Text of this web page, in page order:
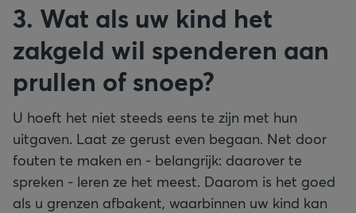
3. Wat als uw kind het
zakgeld wil spenderen aan
prullen of snoep?
U hoeft het niet steeds eens te zijn met hun
uitgaven. Laat ze gerust even begaan. Net door
fouten te maken en - belangrijk: daarover te
spreken - leren ze het meest. Daarom is het goed
als u grenzen afbakent, waarbinnen uw kind kan